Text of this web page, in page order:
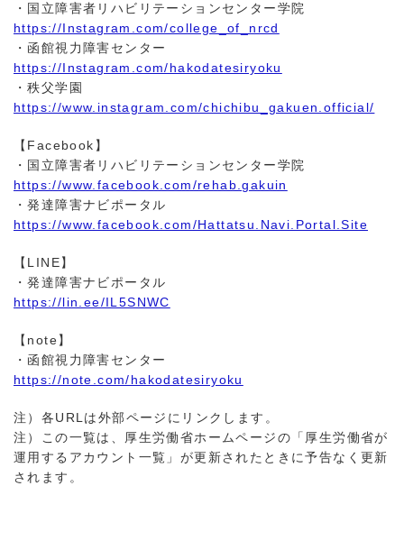
・国立障害者リハビリテーションセンター学院
https://Instagram.com/college_of_nrcd
・函館視力障害センター
https://Instagram.com/hakodatesiryoku
・秩父学園
https://www.instagram.com/chichibu_gakuen.official/
【Facebook】
・国立障害者リハビリテーションセンター学院
https://www.facebook.com/rehab.gakuin
・発達障害ナビポータル
https://www.facebook.com/Hattatsu.Navi.Portal.Site
【LINE】
・発達障害ナビポータル
https://lin.ee/IL5SNWC
【note】
・函館視力障害センター
https://note.com/hakodatesiryoku
注）各URLは外部ページにリンクします。
注）この一覧は、厚生労働省ホームページの「厚生労働省が
運用するアカウント一覧」が更新されたときに予告なく更新
されます。